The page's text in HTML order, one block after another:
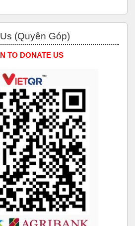
(Quyên Góp)
TO DONATE US